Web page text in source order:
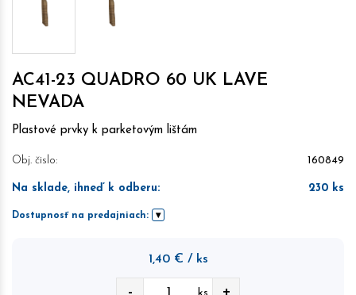
AC41-23 QUADRO 60 UK LAVE
NEVADA
Plastové prvky k parketovým lištám
Obj. čislo: 160849
Na sklade, ihneď k odberu: 230ks
Dostupnosť na predajniach:
1,40 € / ks
ks